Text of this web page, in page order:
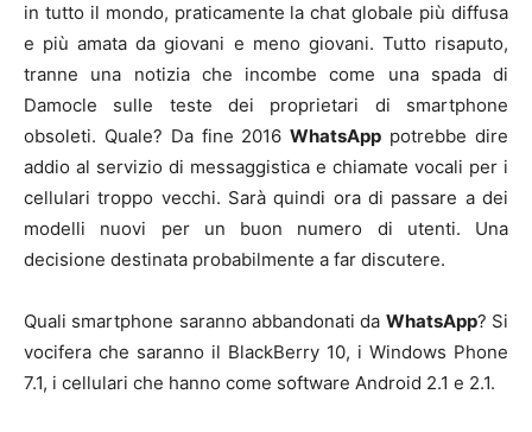
in tutto il mondo, praticamente la chat globale più diffusa
e più amata da giovani e meno giovani. Tutto risaputo,
tranne una notizia che incombe come una spada di
Damocle sulle teste dei proprietari di smartphone
obsoleti. Quale? Da fine 2016WhatsApp potrebbe dire
addio al servizio di messaggistica e chiamate vocali per i
cellulari troppo vecchi. Sarà quindi ora di passare a dei
modelli nuovi per un buon numero di utenti. Una
decisione destinata probabilmente a far discutere.
Quali smartphone saranno abbandonati da WhatsApp? Si
vocifera che saranno il BlackBerry 10, i Windows Phone
7.1, i cellulari che hanno come software Android 2.1 e 2.1.